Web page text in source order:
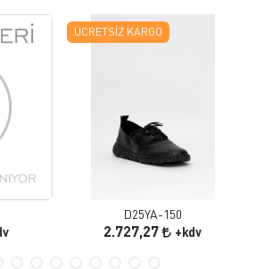
ÜCRETSIZ KARGO
D25YA-150
2.727,27 +kdv